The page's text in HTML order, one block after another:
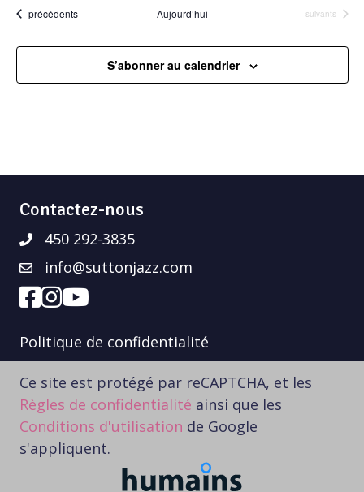
Évènements
précédents Aujourd’hui Évènements
suivants
S’abonner au calendrier
Contactez-nous
450 292-3835
info@suttonjazz.com
Politique de confidentialité
Ce site est protégé par reCAPTCHA, et les
Règles de confidentialité ainsi que les
Conditions d'utilisation de Google
s'appliquent.